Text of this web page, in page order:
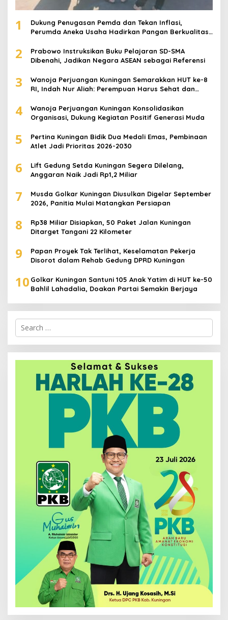
1
Dukung Penugasan Pemda dan Tekan Inflasi,
Perumda Aneka Usaha Hadirkan Pangan Berkualitas
2
Prabowo Instruksikan Buku Pelajaran SD-SMA
Dibenahi, Jadikan Negara ASEAN sebagai Referensi
3
Wanoja Perjuangan Kuningan Semarakkan HUT ke-8
RI, Indah Nur Aliah: Perempuan Harus Sehat dan
4
Wanoja Perjuangan Kuningan Konsolidasikan
Organisasi, Dukung Kegiatan Positif Generasi Muda
5
Pertina Kuningan Bidik Dua Medali Emas, Pembinaan
Atlet Jadi Prioritas 2026-2030
6
Lift Gedung Setda Kuningan Segera Dilelang,
Anggaran Naik Jadi Rp1,2 Miliar
7
Musda Golkar Kuningan Diusulkan Digelar September
2026, Panitia Mulai Matangkan Persiapan
8
Rp38 Miliar Disiapkan, 50 Paket Jalan Kuningan
Ditarget Tangani 22 Kilometer
9
Papan Proyek Tak Terlihat, Keselamatan Pekerja
Disorot dalam Rehab Gedung DPRD Kuningan
10 Golkar Kuningan Santuni 105 Anak Yatim di HUT ke-50
Bahlil Lahadalia, Doakan Partai Semakin Berjaya
Search
for: